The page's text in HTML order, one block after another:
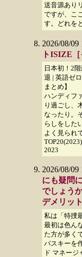
送音源あり
ですが、こ
す。どれを
2026/08/09
トISIZE［
日本初！2
退 | 英語ゼ
まとめ】
ハンディフ
り過ごし、
なったり。
らしをした
よく見られ
TOP20(2023)
2023
2026/08/09
にも疑問
でしょう
デメリッ
私は「特捜
最初は色ん
た方が多く
パスキーを
ド マネー